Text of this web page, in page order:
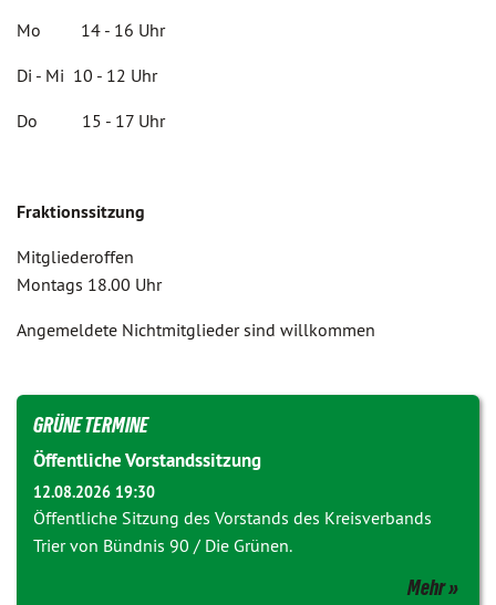
Mo 14 - 16 Uhr
Di - Mi 10 - 12 Uhr
Do 15 - 17 Uhr
Fraktionssitzung
Mitgliederoffen
Montags 18.00 Uhr
Angemeldete Nichtmitglieder sind willkommen
GRÜNE TERMINE
Öffentliche Vorstandssitzung
12.08.2026 19:30
Öffentliche Sitzung des Vorstands des Kreisverbands
Trier von Bündnis 90 / Die Grünen.
Mehr